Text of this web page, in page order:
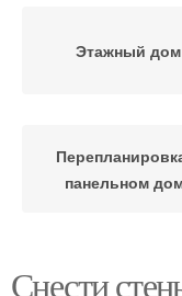
Этажный дом
панельном
Дом с
Снести